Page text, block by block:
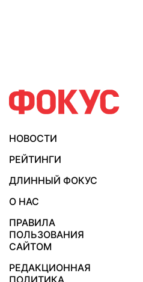
НОВОСТИ
РЕЙТИНГИ
ДЛИННЫЙ ФОКУС
О НАС
ПРАВИЛА
ПОЛЬЗОВАНИЯ
САЙТОМ
РЕДАКЦИОННАЯ
ПОЛИТИКА